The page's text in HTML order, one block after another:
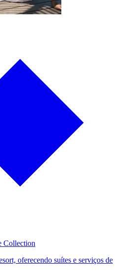
Collection
oferecendo suítes e serviços de